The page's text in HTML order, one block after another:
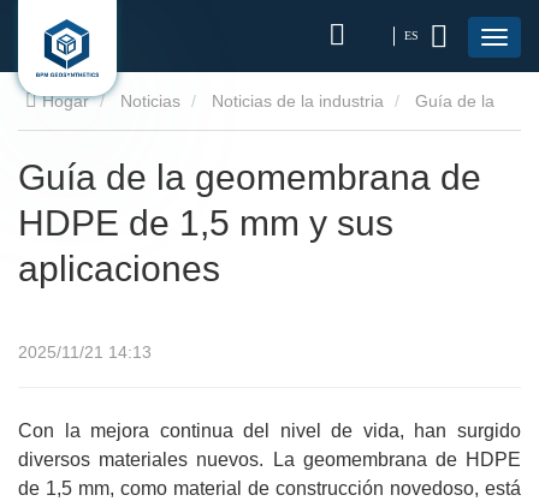
ES
Hogar Noticias Noticias de la industria
geomembrana de HDPE de 1,5 mm y sus aplicaciones
Guía de la geomembrana de
HDPE de 1,5 mm y sus
aplicaciones
2025/11/21 14:13
Con la mejora continua del nivel de vida, han surgido
diversos materiales nuevos. La geomembrana de HDPE
de 1,5 mm, como material de construcción novedoso, está